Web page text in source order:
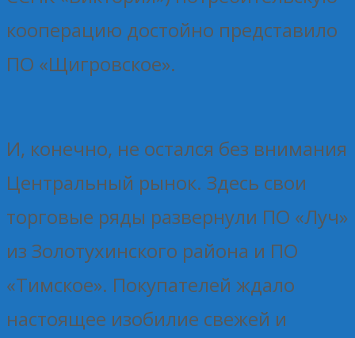
кооперацию достойно представило
ПО «Щигровское».
И, конечно, не остался без внимания
Центральный рынок. Здесь свои
торговые ряды развернули ПО «Луч»
из Золотухинского района и ПО
«Тимское». Покупателей ждало
настоящее изобилие свежей и